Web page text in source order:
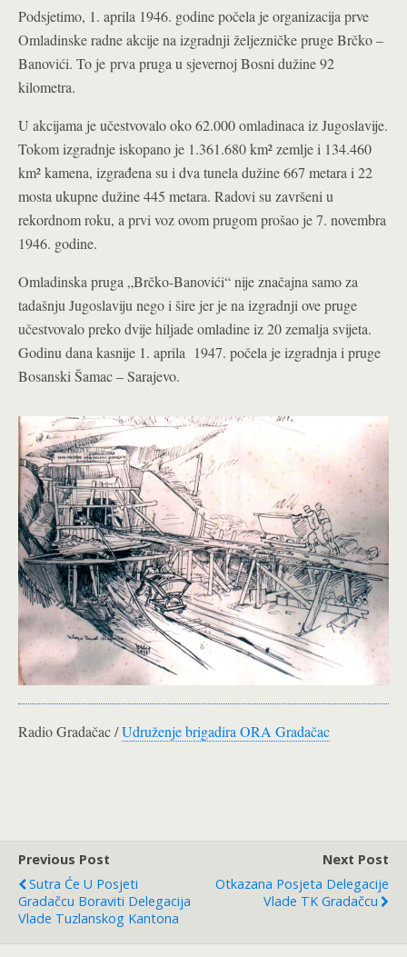
Podsjetimo, 1. aprila 1946. godine počela je organizacija prve
Omladinske radne akcije na izgradnji željezničke pruge Brčko –
Banovići. To je prva pruga u sjevernoj Bosni dužine 92
kilometra.
U akcijama je učestvovalo oko 62.000 omladinaca iz Jugoslavije.
Tokom izgradnje iskopano je 1.361.680 km² zemlje i 134.460
km² kamena, izgrađena su i dva tunela dužine 667 metara i 22
mosta ukupne dužine 445 metara. Radovi su završeni u
rekordnom roku, a prvi voz ovom prugom prošao je 7. novembra
1946. godine.
Omladinska pruga „Brčko-Banovići“ nije značajna samo za
tadašnju Jugoslaviju nego i šire jer je na izgradnji ove pruge
učestvovalo preko dvije hiljade omladine iz 20 zemalja svijeta.
Godinu dana kasnije 1. aprila 1947. počela je izgradnja i pruge
Bosanski Šamac – Sarajevo.
Radio Gradačac /Udruženje brigadira ORA Gradačac
Previous Post
Sutra Će U Posjeti
Gradačcu Boraviti Delegacija
Vlade Tuzlanskog Kantona
Next Post
Otkazana Posjeta Delegacije
Vlade TK Gradačcu